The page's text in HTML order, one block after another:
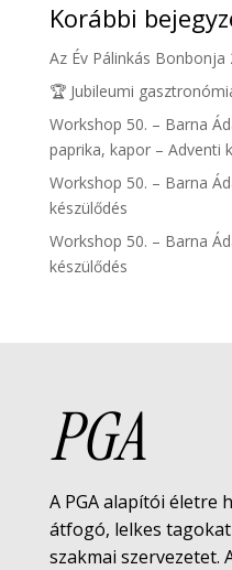
Korábbi
Az Év Pálinkás Bonbonja
🏆 Jubileumi
Workshop 50. – Barna
paprika, kapor – Adventi
Workshop 50. – Barna
készülődés
Workshop 50. – Barna
készülődés
PGA
A PGA alapítói életre
átfogó, lelkes
szakmai szervezetet.